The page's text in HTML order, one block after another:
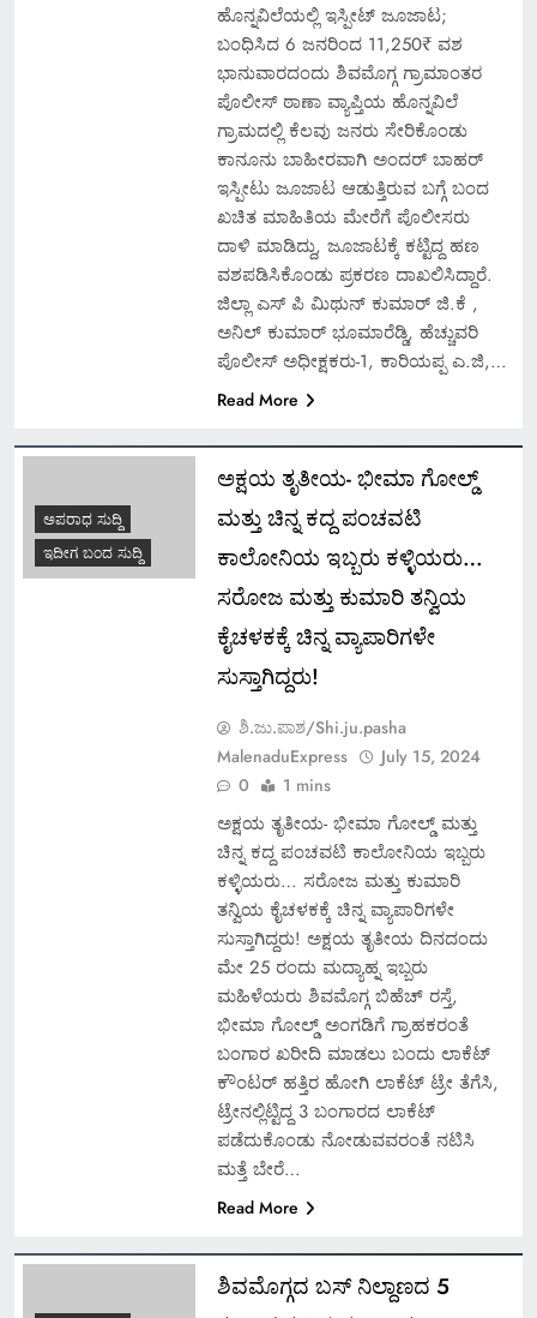
ಹೊನ್ನವಿಲೆಯಲ್ಲಿ ಇಸ್ಪೀಟ್ ಜೂಜಾಟ;
ಬಂಧಿಸಿದ 6 ಜನರಿಂದ 11,250₹ ವಶ
ಭಾನುವಾರದಂದು ಶಿವಮೊಗ್ಗ ಗ್ರಾಮಾಂತರ
ಪೊಲೀಸ್ ಠಾಣಾ ವ್ಯಾಪ್ತಿಯ ಹೊನ್ನವಿಲೆ
ಗ್ರಾಮದಲ್ಲಿ ಕೆಲವು ಜನರು ಸೇರಿಕೊಂಡು
ಕಾನೂನು ಬಾಹೀರವಾಗಿ ಅಂದರ್ ಬಾಹರ್
ಇಸ್ಪೀಟು ಜೂಜಾಟ ಆಡುತ್ತಿರುವ ಬಗ್ಗೆ ಬಂದ
ಖಚಿತ ಮಾಹಿತಿಯ ಮೇರೆಗೆ ಪೊಲೀಸರು
ದಾಳಿ ಮಾಡಿದ್ದು, ಜೂಜಾಟಕ್ಕೆ ಕಟ್ಟಿದ್ದ ಹಣ
ವಶಪಡಿಸಿಕೊಂಡು ಪ್ರಕರಣ ದಾಖಲಿಸಿದ್ದಾರೆ.
ಜಿಲ್ಲಾ ಎಸ್ ಪಿ ಮಿಥುನ್ ಕುಮಾರ್ ಜಿ.ಕೆ ,
ಅನಿಲ್ ಕುಮಾರ್ ಭೂಮಾರೆಡ್ಡಿ, ಹೆಚ್ಚುವರಿ
ಪೊಲೀಸ್ ಅಧೀಕ್ಷಕರು-1, ಕಾರಿಯಪ್ಪ ಎ.ಜಿ,…
Read More
ಅಪರಾಧ ಸುದ್ದಿ
ಇದೀಗ ಬಂದ ಸುದ್ದಿ
ಅಕ್ಷಯ ತೃತೀಯ- ಭೀಮಾ ಗೋಲ್ಡ್
ಮತ್ತು ಚಿನ್ನ ಕದ್ದ ಪಂಚವಟಿ
ಕಾಲೋನಿಯ ಇಬ್ಬರು ಕಳ್ಳಿಯರು…
ಸರೋಜ ಮತ್ತು ಕುಮಾರಿ ತನ್ವಿಯ
ಕೈಚಳಕಕ್ಕೆ ಚಿನ್ನ ವ್ಯಾಪಾರಿಗಳೇ
ಸುಸ್ತಾಗಿದ್ದರು!
ಶಿ.ಜು.ಪಾಶ/Shi.ju.pasha
MalenaduExpress
July 15, 2024
0
1 mins
ಅಕ್ಷಯ ತೃತೀಯ- ಭೀಮಾ ಗೋಲ್ಡ್ ಮತ್ತು
ಚಿನ್ನ ಕದ್ದ ಪಂಚವಟಿ ಕಾಲೋನಿಯ ಇಬ್ಬರು
ಕಳ್ಳಿಯರು… ಸರೋಜ ಮತ್ತು ಕುಮಾರಿ
ತನ್ವಿಯ ಕೈಚಳಕಕ್ಕೆ ಚಿನ್ನ ವ್ಯಾಪಾರಿಗಳೇ
ಸುಸ್ತಾಗಿದ್ದರು! ಅಕ್ಷಯ ತೃತೀಯ ದಿನದಂದು
ಮೇ 25 ರಂದು ಮದ್ಯಾಹ್ನ ಇಬ್ಬರು
ಮಹಿಳೆಯರು ಶಿವಮೊಗ್ಗ ಬಿಹೆಚ್ ರಸ್ತೆ,
ಭೀಮಾ ಗೋಲ್ಡ್ ಅಂಗಡಿಗೆ ಗ್ರಾಹಕರಂತೆ
ಬಂಗಾರ ಖರೀದಿ ಮಾಡಲು ಬಂದು ಲಾಕೆಟ್
ಕೌಂಟರ್ ಹತ್ತಿರ ಹೋಗಿ ಲಾಕೆಟ್ ಟ್ರೇ ತೆಗೆಸಿ,
ಟ್ರೇನಲ್ಲಿಟ್ಟಿದ್ದ 3 ಬಂಗಾರದ ಲಾಕೆಟ್
ಪಡೆದುಕೊಂಡು ನೋಡುವವರಂತೆ ನಟಿಸಿ
ಮತ್ತೆ ಬೇರೆ…
Read More
ಶಿವಮೊಗ್ಗದ ಬಸ್ ನಿಲ್ದಾಣದ 5